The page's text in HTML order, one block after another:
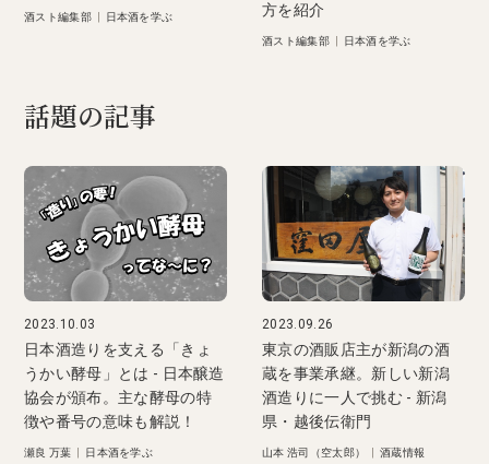
酒スト編集部| 日本酒を学ぶ
方を紹介
酒スト編集部 日本酒を学ぶ
話題の記事
2023.10.03
日本酒造りを支える「きょ
うかい酵母」とは - 日本醸造
協会が頒布。主な酵母の特
徴や番号の意味も解説！
瀬良 万葉 日本酒を学ぶ
2023.09.26
東京の酒販店主が新潟の酒
蔵を事業承継。新しい新潟
酒造りに一人で挑む - 新潟
県・越後伝衛門
山本 浩司（空太郎） 酒蔵情報